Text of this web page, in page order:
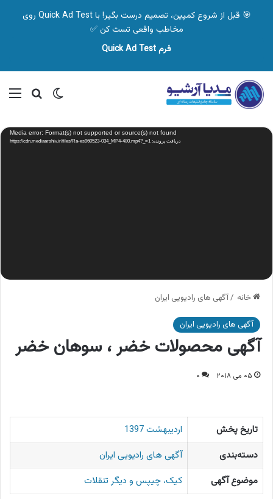
🎯 قبل از شروع کمپین، تصمیم درست بگیر! با Quick Ad Test روی
مخاطب واقعی تست کن ✅
فرم Quick Ad Test
تغییر پوسته
نمایشگر
ویدیو Media error: Format(s) not supported or source(s) not found
دریافت پرونده: https://cdn.mediaarshiv.ir/files/Ra-es960523-034_MP4-480.mp4?_=1
خانه /آگهی های رادیویی ایران
آگهی های رادیویی ایران
آگهی محصولات خضر ، سوهان خضر
۰۵ می ۲۰۱۸ ۰
تاریخ پخش
اردیبهشت 1397
دسته‌بندی
آگهی های رادیویی ایران
موضوع آگهی
کیک، چیپس و دیگر تنقلات